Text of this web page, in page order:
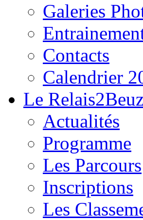
Galeries
Contacts
Calendrier
Le
Actualités
Programme
Les Parcours
Inscriptions
Les